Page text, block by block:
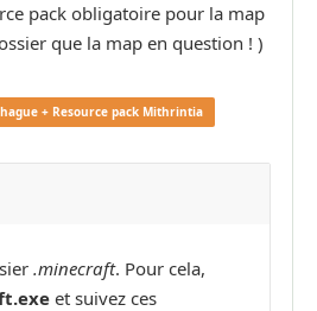
pack obligatoire pour la map
que la map en question ! )
+ Resource pack Mithrintia
.minecraft. Pour cela,
et suivez ces